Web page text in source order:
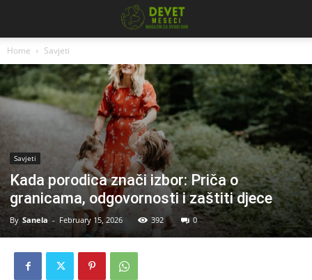
Home Savjeti
Savjeti
Kada porodica znači izbor: Priča o
granicama, odgovornosti i zaštiti djece
By Sanela - February 15, 2026 392 0